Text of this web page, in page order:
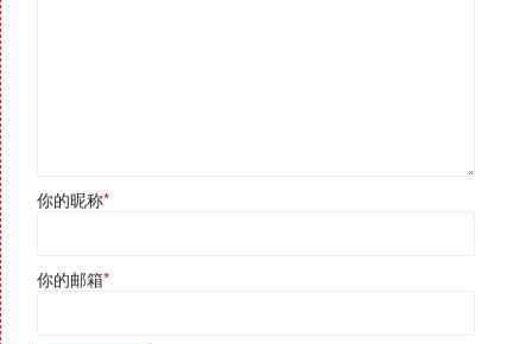
你的昵称*
你的邮箱*